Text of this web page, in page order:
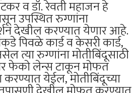
व डॉ. रेवती महाजन हे
उपस्थित रुग्णांना
देखील करण्यात येणार आहे.
पिवळे कार्ड व केसरी कार्ड,
त्या रुग्णांना मोतीबिंदूसाठी
फेको लेन्स टाकून मोफत
करण्यात येईल, मोतीबिंदूच्या